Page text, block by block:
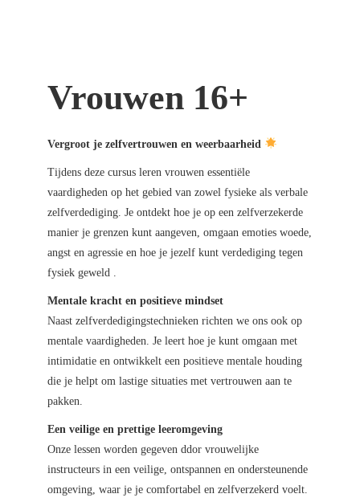
Vrouwen 16+
Vergroot je zelfvertrouwen en weerbaarheid
Tijdens deze cursus leren vrouwen essentiële
vaardigheden op het gebied van zowel fysieke als verbale
zelfverdediging. Je ontdekt hoe je op een zelfverzekerde
manier je grenzen kunt aangeven, omgaan emoties woede,
angst en agressie en hoe je jezelf kunt verdediging tegen
fysiek geweld .
Mentale kracht en positieve mindset
Naast zelfverdedigingstechnieken richten we ons ook op
mentale vaardigheden. Je leert hoe je kunt omgaan met
intimidatie en ontwikkelt een positieve mentale houding
die je helpt om lastige situaties met vertrouwen aan te
pakken.
Een veilige en prettige leeromgeving
Onze lessen worden gegeven ddor vrouwelijke
instructeurs in een veilige, ontspannen en ondersteunende
omgeving, waar je je comfortabel en zelfverzekerd voelt.